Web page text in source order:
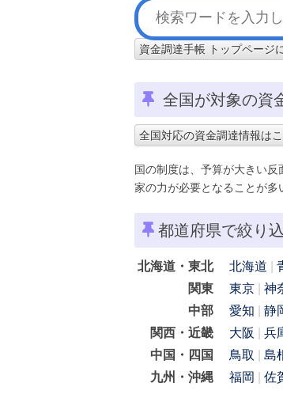
資金調達手帳 トップページ
全国が対象の資
全国対応の資金調達情報は
国の制度は、予算が大きい
家の力が必要となることが多
都道府県で絞り
北海道・東北 北海道
関東
東京 神
中部
愛知 静
関西・近畿
大阪 兵
中国・四国
鳥取 島
九州・沖縄
福岡 佐